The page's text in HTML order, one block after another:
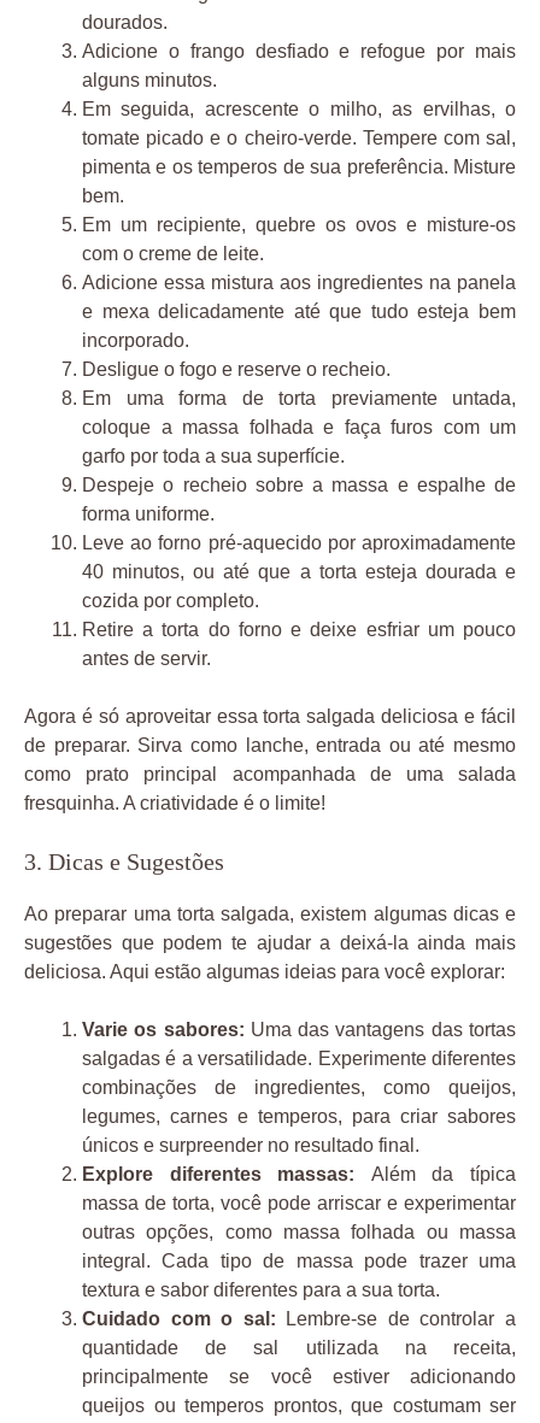
dourados.
Adicione o frango desfiado e refogue por mais
alguns minutos.
Em seguida, acrescente o milho, as ervilhas, o
tomate picado e o cheiro-verde. Tempere com sal,
pimenta e os temperos de sua preferência. Misture
bem.
Em um recipiente, quebre os ovos e misture-os
com o creme de leite.
Adicione essa mistura aos ingredientes na panela
e mexa delicadamente até que tudo esteja bem
incorporado.
Desligue o fogo e reserve o recheio.
Em uma forma de torta previamente untada,
coloque a massa folhada e faça furos com um
garfo por toda a sua superfície.
Despeje o recheio sobre a massa e espalhe de
forma uniforme.
Leve ao forno pré-aquecido por aproximadamente
40 minutos, ou até que a torta esteja dourada e
cozida por completo.
Retire a torta do forno e deixe esfriar um pouco
antes de servir.
Agora é só aproveitar essa torta salgada deliciosa e fácil
de preparar. Sirva como lanche, entrada ou até mesmo
como prato principal acompanhada de uma salada
fresquinha. A criatividade é o limite!
3. Dicas e Sugestões
Ao preparar uma torta salgada, existem algumas dicas e
sugestões que podem te ajudar a deixá-la ainda mais
deliciosa. Aqui estão algumas ideias para você explorar:
Varie os sabores: Uma das vantagens das tortas
salgadas é a versatilidade. Experimente diferentes
combinações de ingredientes, como queijos,
legumes, carnes e temperos, para criar sabores
únicos e surpreender no resultado final.
Explore diferentes massas: Além da típica
massa de torta, você pode arriscar e experimentar
outras opções, como massa folhada ou massa
integral. Cada tipo de massa pode trazer uma
textura e sabor diferentes para a sua torta.
Cuidado com o sal: Lembre-se de controlar a
quantidade de sal utilizada na receita,
principalmente se você estiver adicionando
queijos ou temperos prontos, que costumam ser